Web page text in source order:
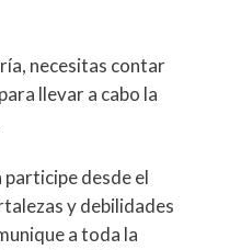
necesitas contar
llevar a cabo la
participe desde el
y debilidades
a toda la